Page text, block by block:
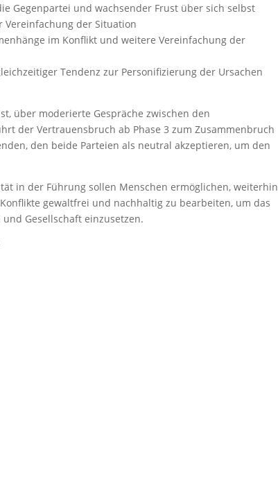
Gegenpartei und wachsender Frust über sich selbst
der Situation
im Konflikt und weitere Vereinfachung der
Tendenz zur Personifizierung der Ursachen
über moderierte Gespräche zwischen den
der Vertrauensbruch ab Phase 3 zum Zusammenbruch
den beide Parteien als neutral akzeptieren, um den
in der Führung sollen Menschen ermöglichen, weiterhin
gewaltfrei und nachhaltig zu bearbeiten, um das
Gesellschaft einzusetzen.